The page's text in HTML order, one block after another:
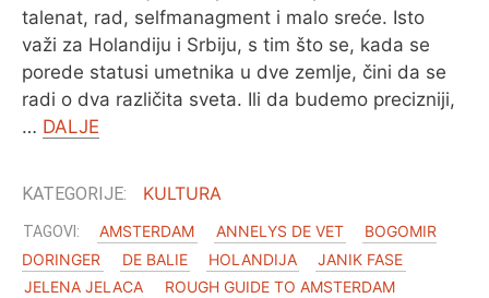
talenat, rad, selfmanagment i malo sreće. Isto
važi za Holandiju i Srbiju, s tim što se, kada se
porede statusi umetnika u dve zemlje, čini da se
radi o dva različita sveta. Ili da budemo precizniji,
… DALJE
KULTURA
AMSTERDAM ANNELYS DE VET
BOGOMIR
DORINGER
DE BALIE HOLANDIJA
JANIK FASE
JELENA JELACA
ROUGH GUIDE TO AMSTERDAM